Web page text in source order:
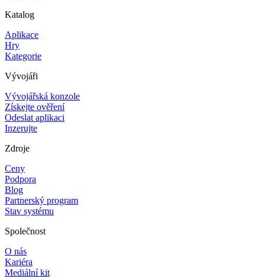
Katalog
Aplikace
Hry
Kategorie
Vývojáři
Vývojářská konzole
Získejte ověření
Odeslat aplikaci
Inzerujte
Zdroje
Ceny
Podpora
Blog
Partnerský program
Stav systému
Společnost
O nás
Kariéra
Mediální kit